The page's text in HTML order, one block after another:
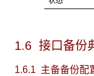
1.6 接口备份
1.6.1 主备备份配